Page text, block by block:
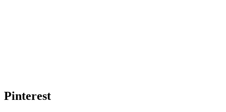
Pinterest